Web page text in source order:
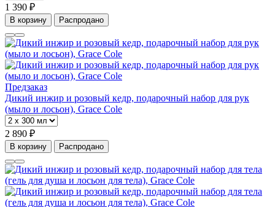
1 390 ₽
В корзину Распродано
Предзаказ
Дикий инжир и розовый кедр, подарочный набор для рук
(мыло и лосьон), Grace Cole
2 890 ₽
В корзину Распродано